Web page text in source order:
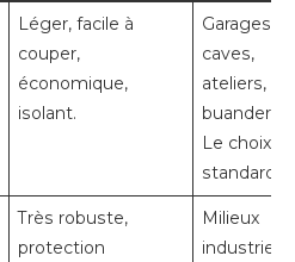
Léger, facile à
couper,
économique,
isolant.
Garages,
caves,
ateliers,
Le choix
standard.
Très robuste,
protection
Milieux
industriels